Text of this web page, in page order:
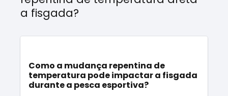
a fisgada?
Como a mudança repentina de
temperatura pode impactar a fisgada
durante a pesca esportiva?